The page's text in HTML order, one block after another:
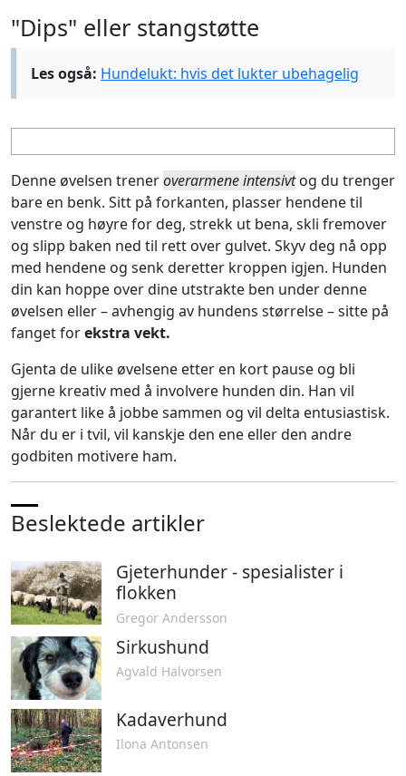
"Dips" eller stangstøtte
Les også: Hundelukt: hvis det lukter ubehagelig
Denne øvelsen treneroverarmene intensivtog du trenger
bare en benk. Sitt på forkanten, plasser hendene til
venstre og høyre for deg, strekk ut bena, skli fremover
og slipp baken ned til rett over gulvet. Skyv deg nå opp
med hendene og senk deretter kroppen igjen. Hunden
din kan hoppe over dine utstrakte ben under denne
øvelsen eller – avhengig av hundens størrelse – sitte på
fanget forekstra vekt.
Gjenta de ulike øvelsene etter en kort pause og bli
gjerne kreativ med å involvere hunden din. Han vil
garantert like å jobbe sammen og vil delta entusiastisk.
Når du er i tvil, vil kanskje den ene eller den andre
godbiten motivere ham.
Beslektede artikler
Gjeterhunder - spesialister i
flokken
Gregor Andersson
Sirkushund
Agvald Halvorsen
Kadaverhund
Ilona Antonsen